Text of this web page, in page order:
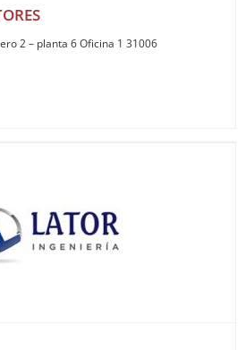
2 – planta 6 Oficina 1 31006